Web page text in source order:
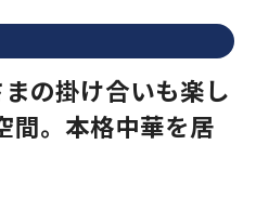
の掛け合いも楽し
間。本格中華を居